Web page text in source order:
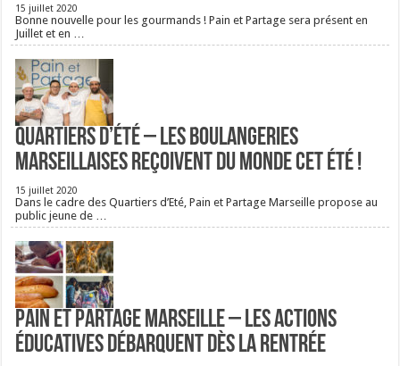
15 juillet 2020
Bonne nouvelle pour les gourmands ! Pain et Partage sera présent en
Juillet et en …
Quartiers d’été – Les boulangeries
Marseillaises reçoivent du monde cet été !
15 juillet 2020
Dans le cadre des Quartiers d’Eté, Pain et Partage Marseille propose au
public jeune de …
Pain et Partage Marseille – Les actions
éducatives débarquent dès la rentrée